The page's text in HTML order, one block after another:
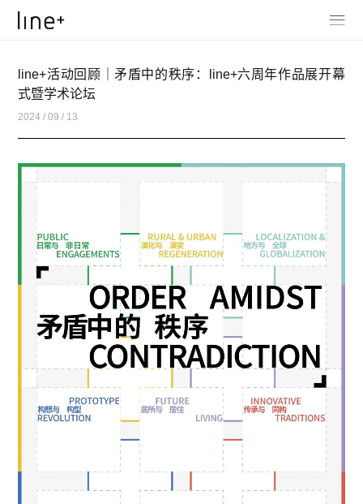
line+活动回顾｜矛盾中的秩序：line+六周年作品展开幕
式暨学术论坛
2024 / 09 / 13